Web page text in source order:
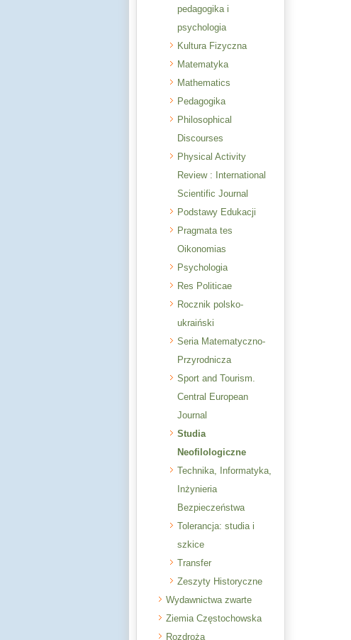
pedagogika i
psychologia
Kultura Fizyczna
Matematyka
Mathematics
Pedagogika
Philosophical
Discourses
Physical Activity
Review : International
Scientific Journal
Podstawy Edukacji
Pragmata tes
Oikonomias
Psychologia
Res Politicae
Rocznik polsko-
ukraiński
Seria Matematyczno-
Przyrodnicza
Sport and Tourism.
Central European
Journal
Studia
Neofilologiczne
Technika, Informatyka,
Inżynieria
Bezpieczeństwa
Tolerancja: studia i
szkice
Transfer
Zeszyty Historyczne
Wydawnictwa zwarte
Ziemia Częstochowska
Rozdroża